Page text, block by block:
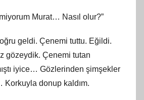
Murat… Nasıl olur?”
geldi. Çenemi tuttu. Eğildi.
gözeydik. Çenemi tutan
iyice… Gözlerinden şimşekler
Korkuyla donup kaldım.